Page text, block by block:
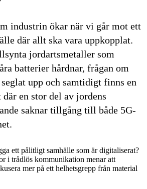
industrin ökar när vi går mot ett
där allt ska vara uppkopplat.
jordartsmetaller som
batterier hårdnar, frågan om
upp och samtidigt finns en
en stor del av jordens
saknar tillgång till både 5G-
ett pålitligt samhälle som är digitaliserat?
i trådlös kommunikation menar att
mer på ett helhetsgrepp från material